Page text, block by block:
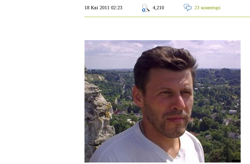
18 Кві 2011 02:23 4,210 23 коментарі